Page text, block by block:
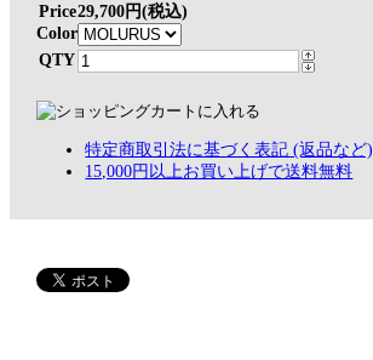
Price29,700円(税込)
Color
QTY
特定商取引法に基づく表記 (返品など)
15,000円以上お買い上げで送料無料